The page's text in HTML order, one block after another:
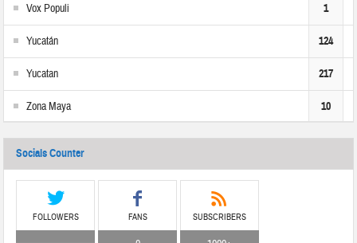
Vox Populi 1
Yucatán 124
Yucatan 217
Zona Maya 10
Socials Counter
FOLLOWERS FANS SUBSCRIBERS